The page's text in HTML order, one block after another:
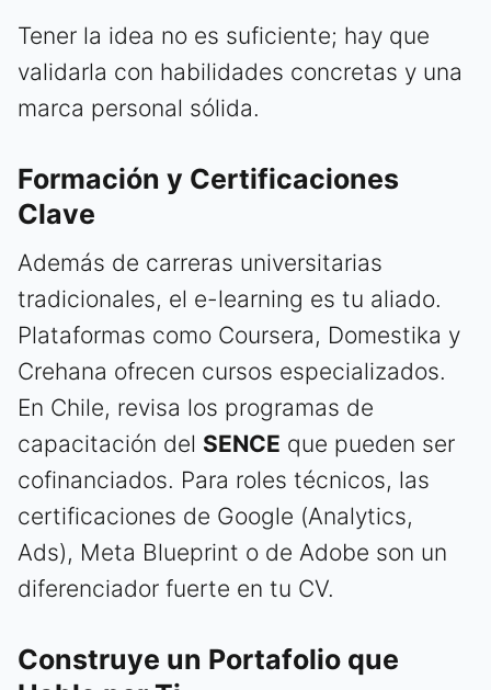
Tener la idea no es suficiente; hay que
validarla con habilidades concretas y una
marca personal sólida.
Formación y Certificaciones
Clave
Además de carreras universitarias
tradicionales, el e-learning es tu aliado.
Plataformas como Coursera, Domestika y
Crehana ofrecen cursos especializados.
En Chile, revisa los programas de
capacitación del SENCE que pueden ser
cofinanciados. Para roles técnicos, las
certificaciones de Google (Analytics,
Ads), Meta Blueprint o de Adobe son un
diferenciador fuerte en tu CV.
Construye un Portafolio que